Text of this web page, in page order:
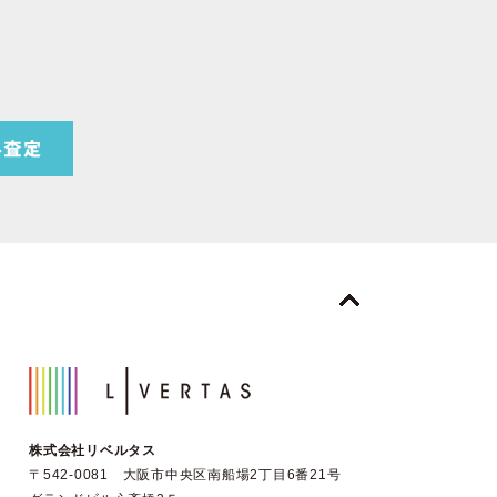
株式会社リベルタス
〒542-0081 大阪市中央区南船場2丁目6番21号